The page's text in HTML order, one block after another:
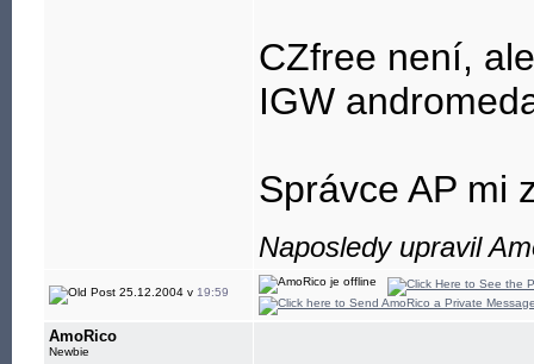
CZfree není,
IGW
Správce AP mi
Naposledy upravil
25.12.2004 v 19:59
AmoRico
Newbie